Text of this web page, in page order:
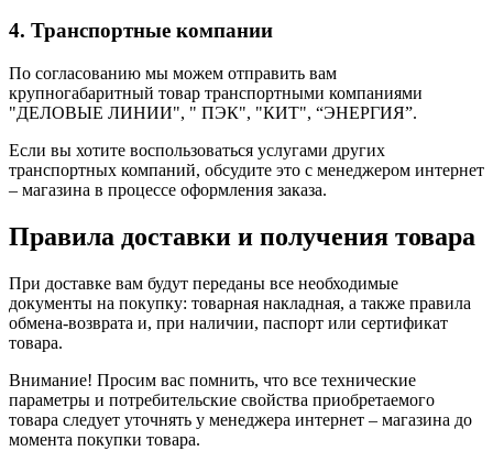
4. Транспортные компании
По согласованию мы можем отправить вам
крупногабаритный товар транспортными компаниями
"ДЕЛОВЫЕ ЛИНИИ", " ПЭК", "КИТ", “ЭНЕРГИЯ”.
Если вы хотите воспользоваться услугами других
транспортных компаний, обсудите это с менеджером интернет
– магазина в процессе оформления заказа.
Правила доставки и получения товара
При доставке вам будут переданы все необходимые
документы на покупку: товарная накладная, а также правила
обмена-возврата и, при наличии, паспорт или сертификат
товара.
Внимание! Просим вас помнить, что все технические
параметры и потребительские свойства приобретаемого
товара следует уточнять у менеджера интернет – магазина до
момента покупки товара.